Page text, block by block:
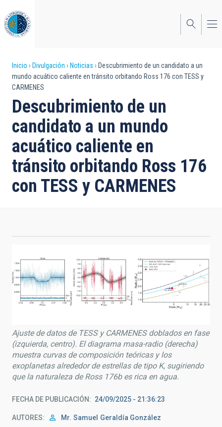
al
contenido
principal
Sobrescribir
enlaces
de
ayuda
a
la
navegación
Inicio Divulgación Noticias
Descubrimiento de un candidato a un
mundo acuático caliente en tránsito orbitando Ross 176 con TESS y
CARMENES
Descubrimiento de un
candidato a un mundo
acuático caliente en
tránsito orbitando Ross 176
con TESS y CARMENES
Ajuste de datos de TESS y CARMENES doblados en fase
(izquierda, centro). El diagrama masa-radio (derecha)
muestra curvas de composición teóricas y los
exoplanetas alrededor de estrellas de tipo K, sugiriendo
que la naturaleza de Ross 176b es rica en agua.
FECHA DE PUBLICACIÓN 24/09/2025 - 21:36:23
AUTORES Mr. Samuel Geraldía González